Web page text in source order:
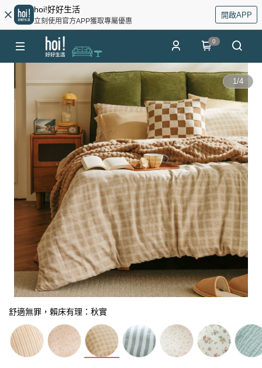
hoi!好好生活
立刻使用官方APP獲取專屬優惠
開啟APP
0
1/4
舒適無罪，賴床有理：秋實